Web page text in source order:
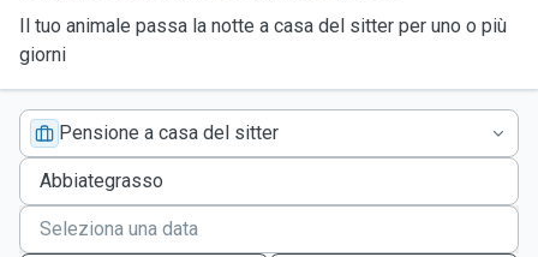
Il tuo animale passa la notte a casa del sitter per uno o più
giorni
Pensione a casa del sitter